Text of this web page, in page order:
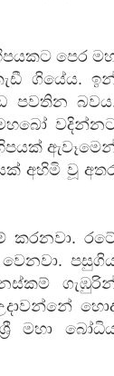
පෙර
ගියේය.
පවතින
අහිමි වූ
කරනවා.
මහා